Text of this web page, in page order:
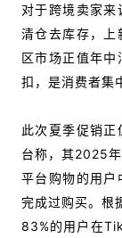
对于跨境卖家
清仓去库存，上
区市场正值年
扣，是消费者集
此次夏季促销
台称，其2025
平台购物的用户
完成过购买。根
83%的用户在